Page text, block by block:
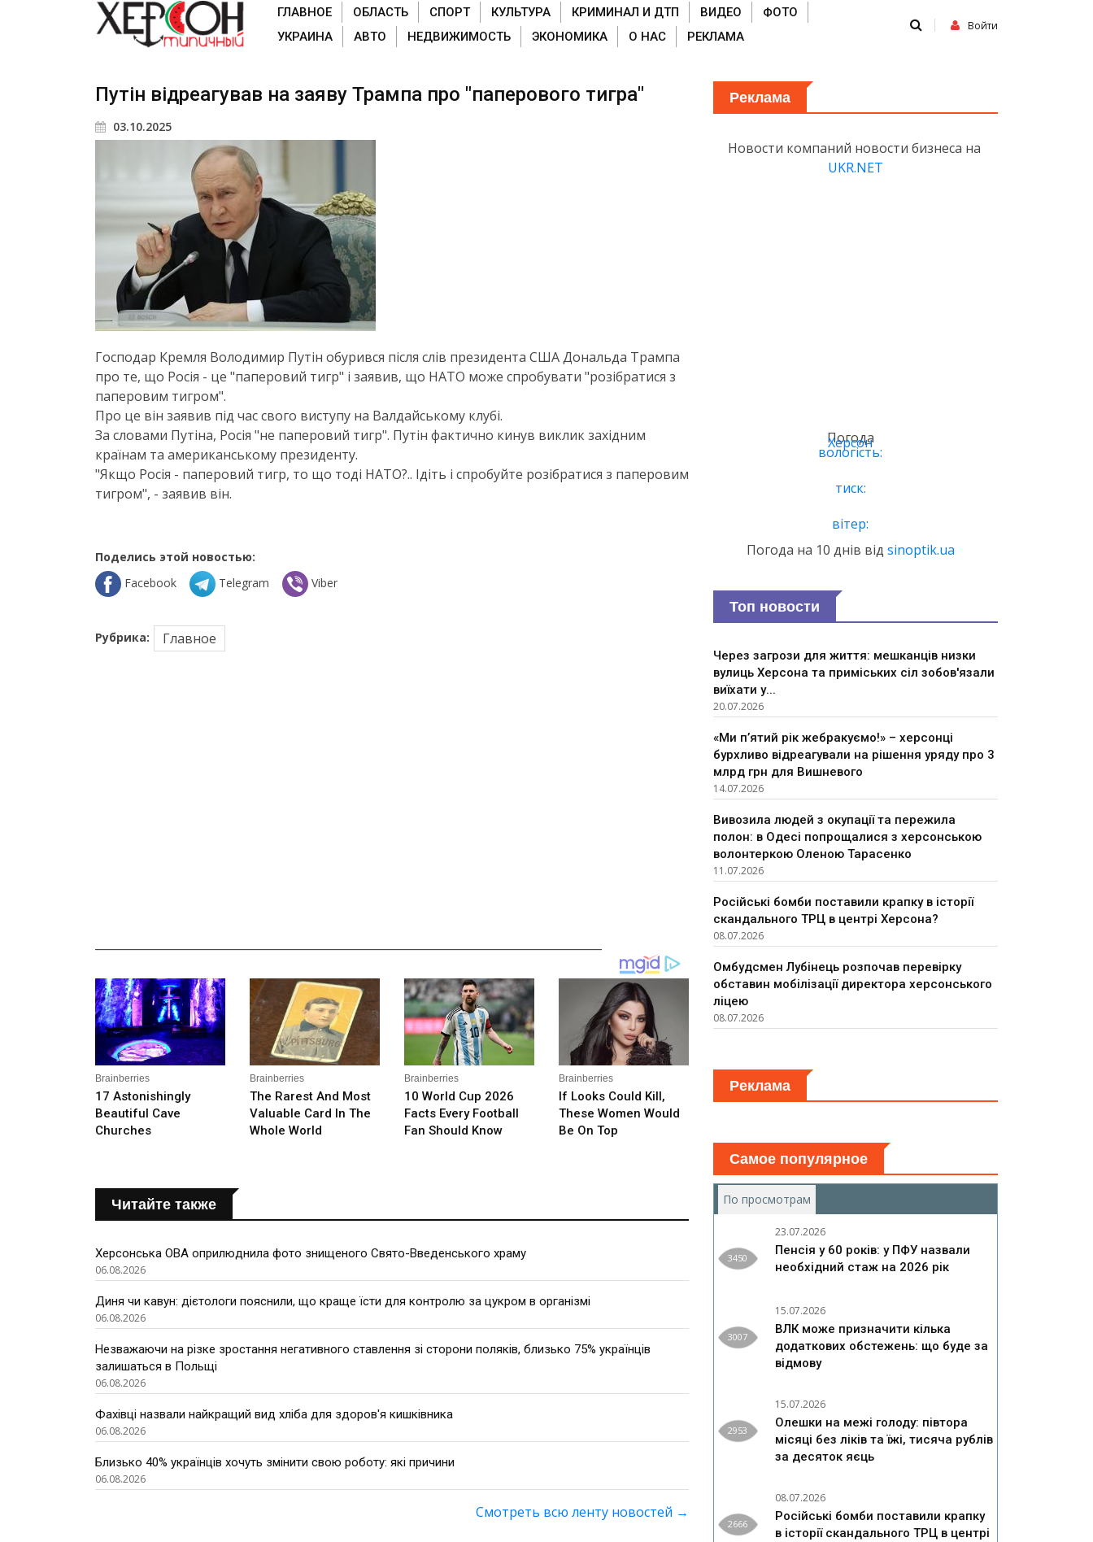
ГЛАВНОЕ ОБЛАСТЬ СПОРТ КУЛЬТУРА КРИМИНАЛ И ДТП ВИДЕО
ФОТО
УКРАИНА
АВТО НЕДВИЖИМОСТЬ ЭКОНОМИКА О НАС РЕКЛАМА
Войти
Путін відреагував на заяву Трампа про "паперового тигра"
03.10.2025
Господар Кремля Володимир Путін обурився після слів президента США Дональда Трампа
про те, що Росія - це "паперовий тигр" і заявив, що НАТО може спробувати "розібратися з
паперовим тигром".
Про це він заявив під час свого виступу на Валдайському клубі.
За словами Путіна, Росія "не паперовий тигр". Путін фактично кинув виклик західним
країнам та американському президенту.
"Якщо Росія - паперовий тигр, то що тоді НАТО?.. Ідіть і спробуйте розібратися з паперовим
тигром", - заявив він.
Поделись этой новостью:
Facebook
Telegram Viber
Рубрика: Главное
Читайте также
Херсонська ОВА оприлюднила фото знищеного Свято-Введенського храму
06.08.2026
Диня чи кавун: дієтологи пояснили, що краще їсти для контролю за цукром в організмі
06.08.2026
Незважаючи на різке зростання негативного ставлення зі сторони поляків, близько 75% українців
залишаться в Польщі
06.08.2026
Фахівці назвали найкращий вид хліба для здоров'я кишківника
06.08.2026
Близько 40% українців хочуть змінити свою роботу: які причини
06.08.2026
Смотреть всю ленту новостей →
Реклама
Новости компаний новости бизнеса на
UKR.NET
Погода
Херсон
вологість:
тиск:
вітер:
Погода на 10 днів від sinoptik.ua
Топ новости
Через загрози для життя: мешканців низки
вулиць Херсона та приміських сіл зобов'язали
виїхати у...
20.07.2026
«Ми п’ятий рік жебракуємо!» – херсонці
бурхливо відреагували на рішення уряду про 3
млрд грн для Вишневого
14.07.2026
Вивозила людей з окупації та пережила
полон: в Одесі попрощалися з херсонською
волонтеркою Оленою Тарасенко
11.07.2026
Російські бомби поставили крапку в історії
скандального ТРЦ в центрі Херсона?
08.07.2026
Омбудсмен Лубінець розпочав перевірку
обставин мобілізації директора херсонського
ліцею
08.07.2026
Реклама
Самое популярное
По просмотрам
3450
23.07.2026
Пенсія у 60 років: у ПФУ назвали
необхідний стаж на 2026 рік
3007
15.07.2026
ВЛК може призначити кілька
додаткових обстежень: що буде за
відмову
2953
15.07.2026
Олешки на межі голоду: півтора
місяці без ліків та їжі, тисяча рублів
за десяток яєць
2666
08.07.2026
Російські бомби поставили крапку
в історії скандального ТРЦ в центрі